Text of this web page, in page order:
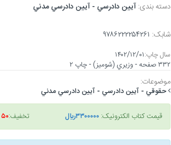
دسته بندی:آيين دادرسي - آيين دادرسي مدني
شابک: ۹۷۸۶۲۲۲۲۵۴۲۶۱
سال چاپ:۱۴۰۲/۱۲/۰۱
۳۳۲ صفحه - وزيري (شوميز) - چاپ ۲
موضوعات:
حقوقي - آيين دادرسي - آيين دادرسي مدني
قیمت کتاب الکترونیک:۳۳۰۰۰۰۰ريال تخفیف:۵۰